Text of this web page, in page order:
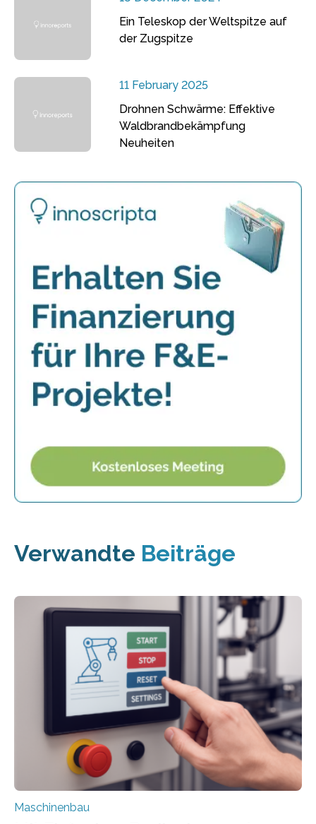
Ein Teleskop der Weltspitze auf
der Zugspitze
11 February 2025
Drohnen Schwärme: Effektive
Waldbrandbekämpfung
Neuheiten
Verwandte Beiträge
Maschinenbau